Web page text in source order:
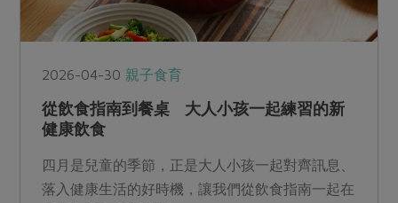
2026-04-30 親子食育
從飲食指南到餐桌 大人小孩一起練習的新
健康飲食
四月是兒童的季節，正是大人小孩一起對齊訊息、
落入健康生活的好時機，讓我們從飲食指南一起在